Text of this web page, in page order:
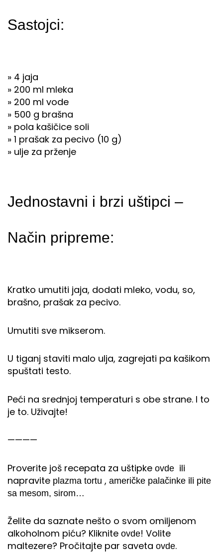
Sastojci:
» 4 jaja
» 200 ml mleka
» 200 ml vode
» 500 g brašna
» pola kašičice soli
» 1 prašak za pecivo (10 g)
» ulje za prženje
Jednostavni i brzi uštipci –
Način pripreme:
Kratko umutiti jaja, dodati mleko, vodu, so,
brašno, prašak za pecivo.
Umutiti sve mikserom.
U tiganj staviti malo ulja, zagrejati pa kašikom
spuštati testo.
Peći na srednjoj temperaturi s obe strane. I to
je to. Uživajte!
————
Proverite još recepata za uštipke ovde ili
napravite plazma tortu , američke palačinke ili pite
sa mesom, sirom…
Želite da saznate nešto o svom omiljenom
alkoholnom piću? Kliknite ovde! Volite
maltezere? Pročitajte par saveta ovde.